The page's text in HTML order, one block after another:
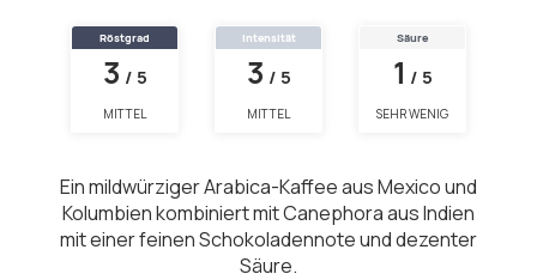
Röstgrad
3 / 5
MITTEL
Intensität
3 / 5
MITTEL
Säure
1 / 5
SEHR WENIG
Ein mildwürziger Arabica-Kaffee aus Mexico und
Kolumbien kombiniert mit Canephora aus Indien
mit einer feinen Schokoladennote und dezenter
Säure.